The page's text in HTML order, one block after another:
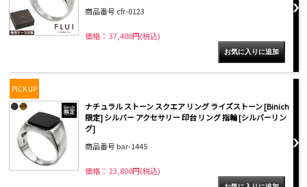
商品番号 cfr-0123
価格： 37,400円(税込)
PICK UP
ナチュラル ストーン スクエア リング ライズストーン [Binich
限定] シルバー アクセサリー 印台 リング 指輪 [シルバーリン
グ]
商品番号 bar-1445
価格： 23,800円(税込)